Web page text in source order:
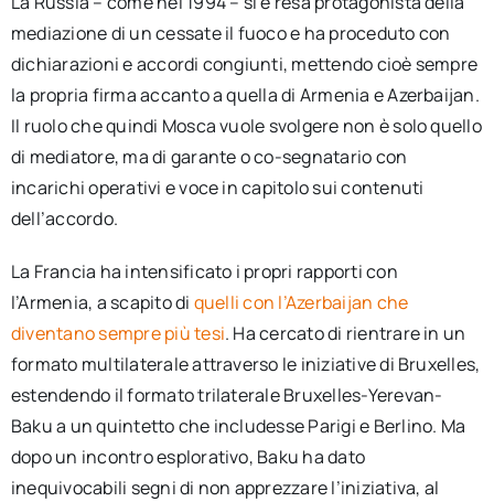
mediazione di un cessate il fuoco e ha proceduto con
dichiarazioni e accordi congiunti, mettendo cioè sempre
la propria firma accanto a quella di Armenia e Azerbaijan.
Il ruolo che quindi Mosca vuole svolgere non è solo quello
di mediatore, ma di garante o co-segnatario con
incarichi operativi e voce in capitolo sui contenuti
dell’accordo.
La Francia ha intensificato i propri rapporti con
l’Armenia, a scapito di quelli con l’Azerbaijan che
diventano sempre più tesi. Ha cercato di rientrare in un
formato multilaterale attraverso le iniziative di Bruxelles,
estendendo il formato trilaterale Bruxelles-Yerevan-
Baku a un quintetto che includesse Parigi e Berlino. Ma
dopo un incontro esplorativo, Baku ha dato
inequivocabili segni di non apprezzare l’iniziativa, al